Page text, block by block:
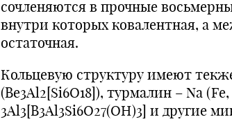
сочленяются в прочные
внутри которых ковалентная, а
остаточная.
Кольцевую структуру имеют
(Be3Al2[Si6O18]), турмалин – Na (Fe,
3Al3[B3Al3Si6O27(OH)3] и другие